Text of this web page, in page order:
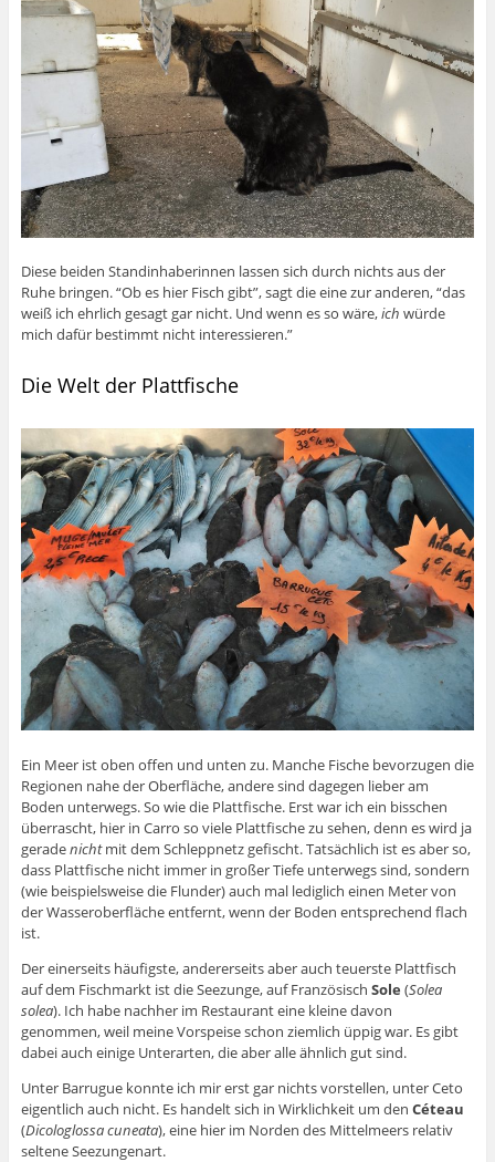
Diese beiden Standinhaberinnen lassen sich durch nichts aus der
Ruhe bringen. “Ob es hier Fisch gibt”, sagt die eine zur anderen, “das
weiß ich ehrlich gesagt gar nicht. Und wenn es so wäre,ich würde
mich dafür bestimmt nicht interessieren.”
Die Welt der Plattfische
Ein Meer ist oben offen und unten zu. Manche Fische bevorzugen die
Regionen nahe der Oberfläche, andere sind dagegen lieber am
Boden unterwegs. So wie die Plattfische. Erst war ich ein bisschen
überrascht, hier in Carro so viele Plattfische zu sehen, denn es wird ja
geradenichtmit dem Schleppnetz gefischt. Tatsächlich ist es aber so,
dass Plattfische nicht immer in großer Tiefe unterwegs sind, sondern
(wie beispielsweise die Flunder) auch mal lediglich einen Meter von
der Wasseroberfläche entfernt, wenn der Boden entsprechend flach
ist.
Der einerseits häufigste, andererseits aber auch teuerste Plattfisch
auf dem Fischmarkt ist die Seezunge, auf Französisch Sole (Solea
solea). Ich habe nachher im Restaurant eine kleine davon
genommen, weil meine Vorspeise schon ziemlich üppig war. Es gibt
dabei auch einige Unterarten, die aber alle ähnlich gut sind.
Unter Barrugue konnte ich mir erst gar nichts vorstellen, unter Ceto
eigentlich auch nicht. Es handelt sich in Wirklichkeit um den Céteau
(Dicologlossa cuneata), eine hier im Norden des Mittelmeers relativ
seltene Seezungenart.